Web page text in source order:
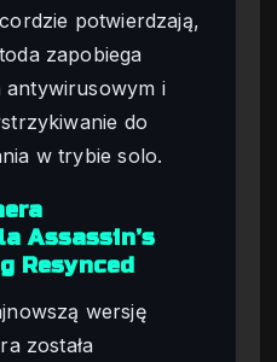
potwierdzają,
zapobiega
antywirusowym i
do
w trybie solo.
Assassin’s
Resynced
wersję
została